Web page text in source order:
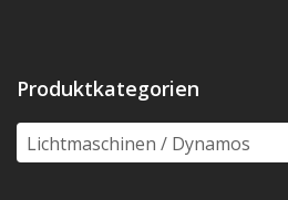
Produktkategorien
Lichtmaschinen / Dynamos